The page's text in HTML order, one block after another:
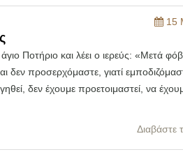
15
άγιο Ποτήριο και λέει ο ιερεύς: «Μετά
δεν προσερχόμαστε, γιατί
δεν έχουμε προετοιμαστεί, να
Διαβάστε